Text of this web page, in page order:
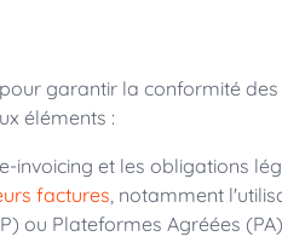
garantir la conformité
éléments :
invoicing et les obligations
factures, notamment
ou Plateformes Agréées